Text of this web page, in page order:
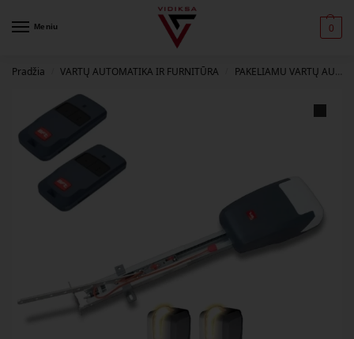
Meniu 0
Pradžia VARTŲ AUTOMATIKA IR FURNITŪRA PAKELIAMU VARTŲ AUTOMATIKA